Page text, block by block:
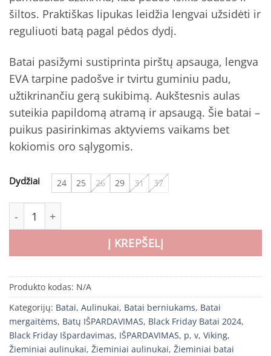
šiltos. Praktiškas lipukas leidžia lengvai užsidėti ir
reguliuoti batą pagal pėdos dydį.
Batai pasižymi sustiprinta pirštų apsauga, lengva
EVA tarpine padošve ir tvirtu guminiu padu,
užtikrinančiu gerą sukibimą. Aukštesnis aulas
suteikia papildomą atramą ir apsaugą. Šie batai –
puikus pasirinkimas aktyviems vaikams bet
kokiomis oro sąlygomis.
Dydžiai 24 25 26 29 31 37
produkto kiekis: Viking žieminiai batai vaikams Equip
Į KREPŠELĮ
Produkto kodas: N/A
Kategorijų: Batai, Aulinukai, Batai berniukams, Batai
mergaitėms, Batų IŠPARDAVIMAS, Black Friday Batai 2024,
Black Friday Išpardavimas, IŠPARDAVIMAS, p, v, Viking,
Žieminiai aulinukai, Žieminiai aulinukai, Žieminiai batai